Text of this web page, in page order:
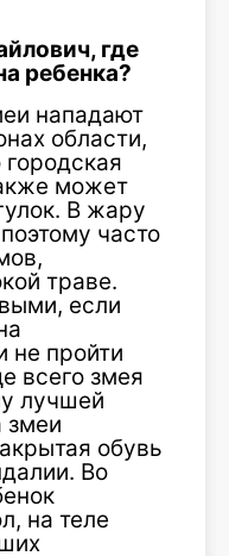
где
ребенка?
нападают
области,
может
В жару
часто
траве.
если
не пройти
всего змея
лучшей
змеи
обувь
Во
на теле